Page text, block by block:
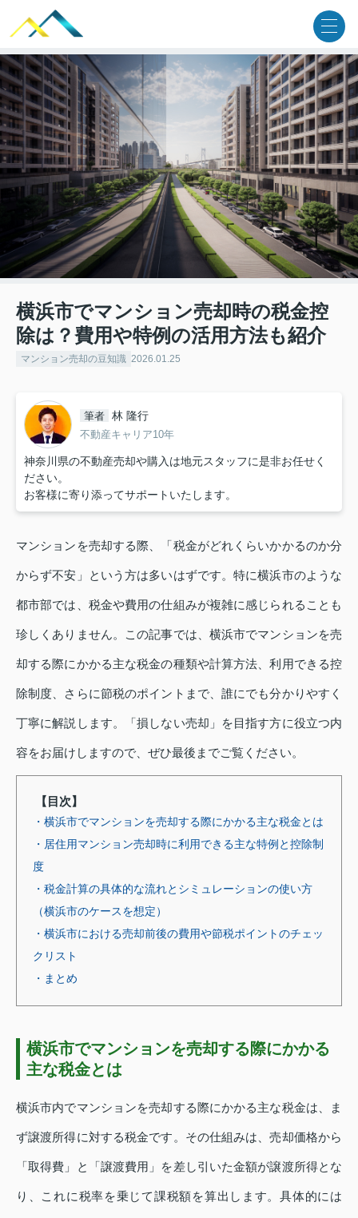
横浜市でマンション売却時の税金控
除は？費用や特例の活用方法も紹介
マンション売却の豆知識 2026.01.25
筆者 林 隆行
不動産キャリア10年
神奈川県の不動産売却や購入は地元スタッフに是非お任せく
ださい。
お客様に寄り添ってサポートいたします。
マンションを売却する際、「税金がどれくらいかかるのか分
からず不安」という方は多いはずです。特に横浜市のような
都市部では、税金や費用の仕組みが複雑に感じられることも
珍しくありません。この記事では、横浜市でマンションを売
却する際にかかる主な税金の種類や計算方法、利用できる控
除制度、さらに節税のポイントまで、誰にでも分かりやすく
丁寧に解説します。「損しない売却」を目指す方に役立つ内
容をお届けしますので、ぜひ最後までご覧ください。
【目次】
・横浜市でマンションを売却する際にかかる主な税金とは
・居住用マンション売却時に利用できる主な特例と控除制
度
・税金計算の具体的な流れとシミュレーションの使い方
（横浜市のケースを想定）
・横浜市における売却前後の費用や節税ポイントのチェッ
クリスト
・まとめ
横浜市でマンションを売却する際にかかる
主な税金とは
横浜市内でマンションを売却する際にかかる主な税金は、ま
ず譲渡所得に対する税金です。その仕組みは、売却価格から
「取得費」と「譲渡費用」を差し引いた金額が譲渡所得とな
り、これに税率を乗じて課税額を算出します。具体的には